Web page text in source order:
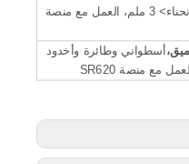
أسطواني، دائرة نصف قطرها الانحناء> 3 ملم، العمل مع منصة
أسطواني وطائرة وأخدود